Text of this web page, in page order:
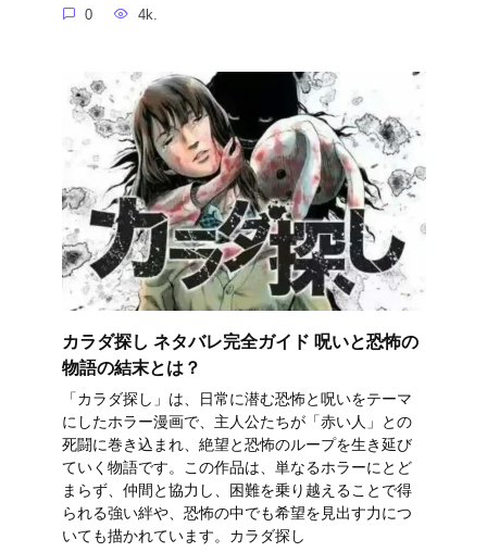
0 4k.
カラダ探し ネタバレ完全ガイド 呪いと恐怖の
物語の結末とは？
「カラダ探し」は、日常に潜む恐怖と呪いをテーマ
にしたホラー漫画で、主人公たちが「赤い人」との
死闘に巻き込まれ、絶望と恐怖のループを生き延び
ていく物語です。この作品は、単なるホラーにとど
まらず、仲間と協力し、困難を乗り越えることで得
られる強い絆や、恐怖の中でも希望を見出す力につ
いても描かれています。カラダ探し